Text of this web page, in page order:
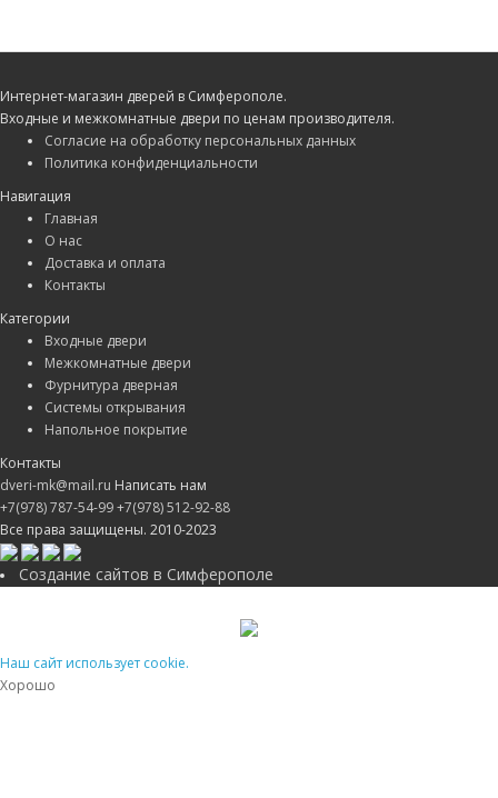
Интернет-магазин дверей в Симферополе.
Входные и межкомнатные двери по ценам производителя.
Согласие на обработку персональных данных
Политика конфиденциальности
Навигация
Главная
О нас
Доставка и оплата
Контакты
Категории
Входные двери
Межкомнатные двери
Фурнитура дверная
Системы открывания
Напольное покрытие
Контакты
dveri-mk@mail.ru Написать нам
+7(978) 787-54-99+7(978) 512-92-88
Все права защищены. 2010-2023
Создание сайтов в Симферополе
Наш сайт использует cookie.
Хорошо